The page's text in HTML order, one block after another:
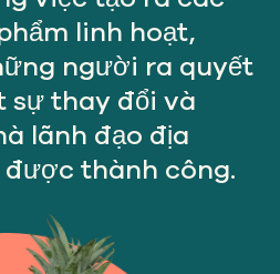
TA
TẶNG
linh hoạt,
người ra quyết
sự thay đổi và
lãnh đạo địa
thành công.